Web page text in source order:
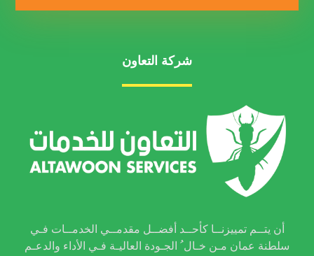
شركة التعاون
أن يتــم تمييزنــا كأحــد أفضــل مقدمــي الخدمــات فـي
سلطنة عمان مـن خـال ُ الجـودة العاليـة فـي الأداء والدعـم